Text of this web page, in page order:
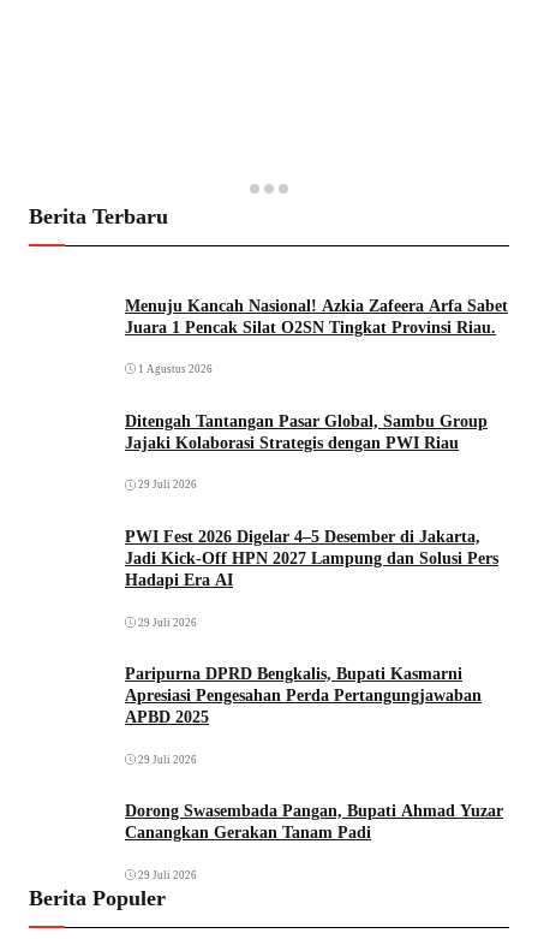
Berita Terbaru
Menuju Kancah Nasional! Azkia Zafeera Arfa Sabet
Juara 1 Pencak Silat O2SN Tingkat Provinsi Riau.
1 Agustus 2026
Ditengah Tantangan Pasar Global, Sambu Group
Jajaki Kolaborasi Strategis dengan PWI Riau
29 Juli 2026
PWI Fest 2026 Digelar 4–5 Desember di Jakarta,
Jadi Kick-Off HPN 2027 Lampung dan Solusi Pers
Hadapi Era AI
29 Juli 2026
Paripurna DPRD Bengkalis, Bupati Kasmarni
Apresiasi Pengesahan Perda Pertangungjawaban
APBD 2025
29 Juli 2026
Dorong Swasembada Pangan, Bupati Ahmad Yuzar
Canangkan Gerakan Tanam Padi
29 Juli 2026
Berita Populer